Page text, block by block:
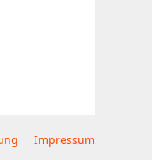
Impressum